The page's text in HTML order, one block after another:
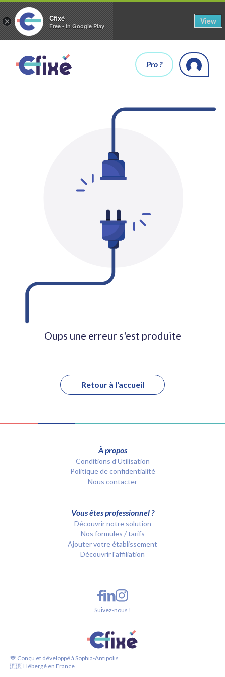
× Cfixé
Free - In Google Play
View
Pro ?
Oups une erreur s'est produite
Retour à l'accueil
À propos
Conditions d’Utilisation
Politique de confidentialité
Nous contacter
Vous êtes professionnel ?
Découvrir notre solution
Nos formules / tarifs
Ajouter votre établissement
Découvrir l'affiliation
💙 Conçu et développé à Sophia-Antipolis
🇫🇷 Hébergé en France
Suivez-nous !